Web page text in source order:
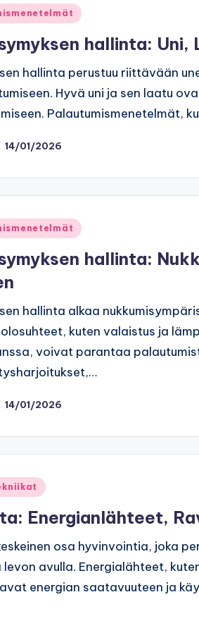
hallinta: Uni,
hallinta perustuu riittävään
Hyvä uni ja sen laatu
Palautumismenetelmät,
14/01/2026
hallinta:
hallinta alkaa
kuten valaistus ja
voivat parantaa
14/01/2026
Energianlähteet,
osa hyvinvointia, joka
levon avulla. Energialähteet,
energian saatavuuteen ja